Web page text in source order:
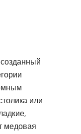
или
медовая